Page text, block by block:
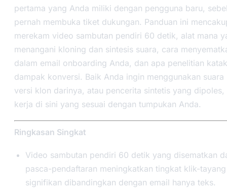
pertama yang Anda miliki dengan pengguna baru,
pernah membuka tiket dukungan. Panduan ini
merekam video sambutan pendiri 60 detik, alat mana
menangani kloning dan sintesis suara, cara
dalam email onboarding Anda, dan apa penelitian
dampak konversi. Baik Anda ingin menggunakan suara
versi klon darinya, atau pencerita sintetis yang dipoles,
kerja di sini yang sesuai dengan tumpukan Anda.
Ringkasan Singkat
Video sambutan pendiri 60 detik yang disematkan
pasca-pendaftaran meningkatkan tingkat klik-
signifikan dibandingkan dengan email hanya teks.